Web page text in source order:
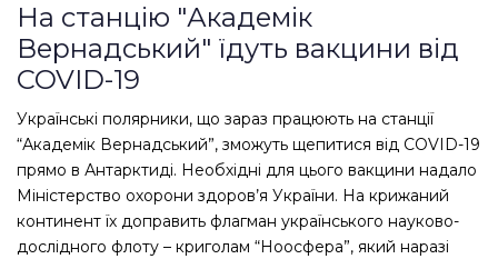
На станцію "Академік
Вернадський" їдуть вакцини від
COVID-19
Українські полярники, що зараз працюють на станції
“Академік Вернадський”, зможуть щепитися від COVID-19
прямо в Антарктиді. Необхідні для цього вакцини надало
Міністерство охорони здоров’я України. На крижаний
континент їх доправить флагман українського науково-
дослідного флоту – криголам “Ноосфера”, який наразі